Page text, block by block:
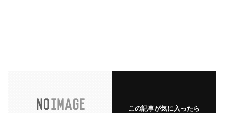
この記事が気に入ったら